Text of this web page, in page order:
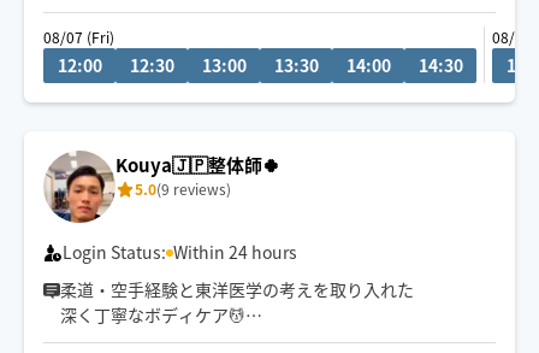
す。宜しくお願いいたします！県外の方は高速代別途い
ただいております。新規のお客様は県内最終受付22時、
県外21時まで。リピート様はなるべくご希望沿えるよう
08/07 (Fri)
12:00 12:30 13:00 13:30 14:00 14:30
08/09
Kouya🇯🇵整体師🍀
5.0(9 reviews)
Login Status: Within 24 hours
柔道・空手経験と東洋医学の考えを取り入れた
深く丁寧なボディケア💆
首肩腰の重だるさや全身疲労には